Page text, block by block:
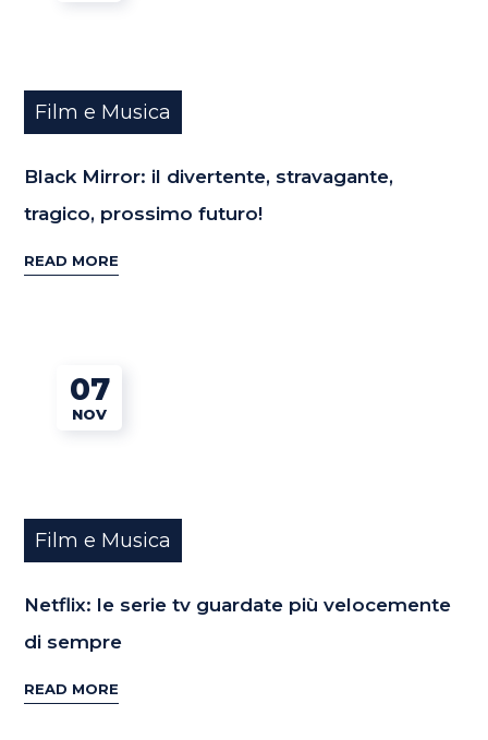
Film e Musica
Black Mirror: il divertente, stravagante,
tragico, prossimo futuro!
READ MORE
07
NOV
Film e Musica
Netflix: le serie tv guardate più velocemente
di sempre
READ MORE